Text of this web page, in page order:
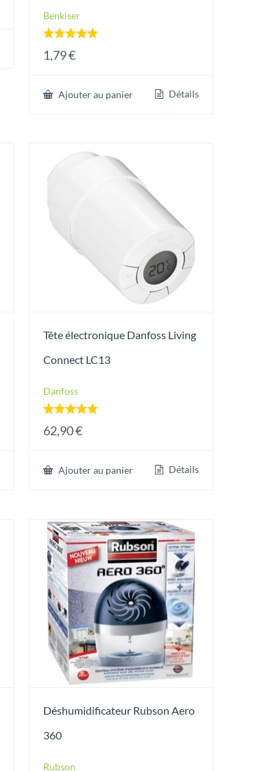
Benkiser
5.00
1,79€
Ajouter au panier Détails
Tête électronique Danfoss Living
Connect LC13
Danfoss
5.00
62,90€
Ajouter au panier Détails
Déshumidificateur Rubson Aero
360
Rubson